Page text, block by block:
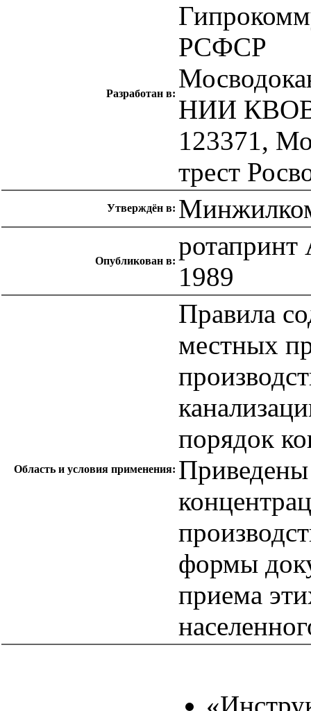
Разработан в:
РСФСР
НИИ
123371,
трест
Утверждён в:
Опубликован в:
1989
Область и условия применения:
Правила
местных
порядок
формы
приема